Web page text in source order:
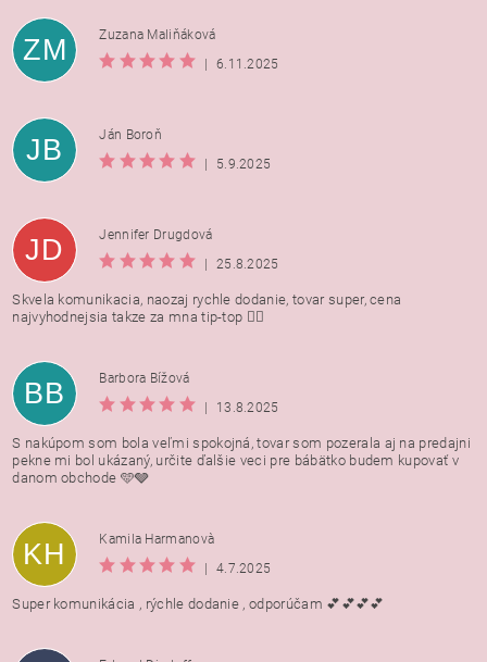
ZM
Zuzana Maliňáková
|
6.11.2025
JB
Ján Boroň
|
5.9.2025
JD
Jennifer Drugdová
|
25.8.2025
Skvela komunikacia, naozaj rychle dodanie, tovar super, cena
najvyhodnejsia takze za mna tip-top 👍🏻
BB
Barbora Bížová
|
13.8.2025
S nakúpom som bola veľmi spokojná, tovar som pozerala aj na predajni
pekne mi bol ukázaný, určite ďalšie veci pre bábätko budem kupovať v
danom obchode 🩵🩶
KH
Kamila Harmanovà
|
4.7.2025
Super komunikácia , rýchle dodanie , odporúčam 💕💕💕💕